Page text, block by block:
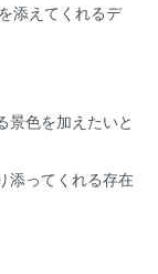
添えてくれるデ
景色を加えたいと
添ってくれる存在